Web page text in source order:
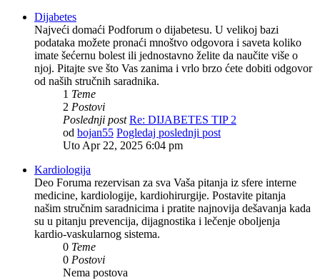
Dijabetes
Najveći domaći Podforum o dijabetesu. U velikoj bazi
podataka možete pronaći mnoštvo odgovora i saveta koliko
imate šećernu bolest ili jednostavno želite da naučite više o
njoj. Pitajte sve što Vas zanima i vrlo brzo ćete dobiti odgovor
od naših stručnih saradnika.
1 Teme
2 Postovi
Poslednji post Re: DIJABETES TIP 2
od bojan55 Pogledaj poslednji post
Uto Apr 22, 2025 6:04 pm
Kardiologija
Deo Foruma rezervisan za sva Vaša pitanja iz sfere interne
medicine, kardiologije, kardiohirurgije. Postavite pitanja
našim stručnim saradnicima i pratite najnovija dešavanja kada
su u pitanju prevencija, dijagnostika i lečenje oboljenja
kardio-vaskularnog sistema.
0 Teme
0 Postovi
Nema postova